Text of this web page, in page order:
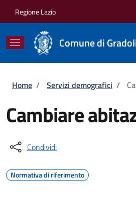
Regione Lazio
Comune di
Briciole di pane
Home / Servizi demografici /
Cambiare
Condividi
Normativa di riferimento